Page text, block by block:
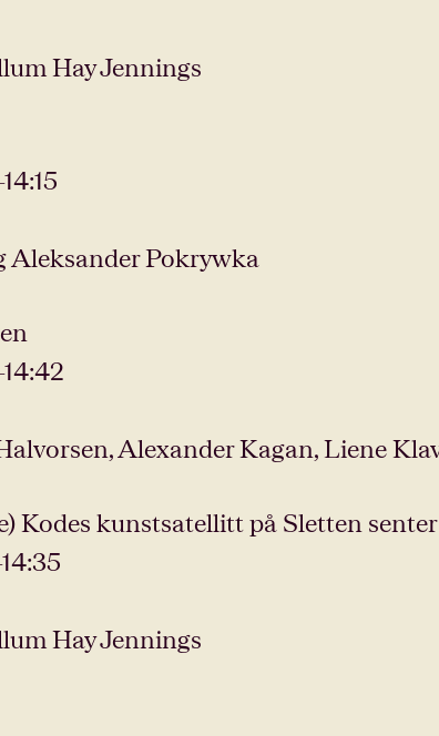
Hay Jennings
Aleksander Pokrywka
Alexander Kagan, Liene
Kodes kunstsatellitt på Sletten senter
Hay Jennings